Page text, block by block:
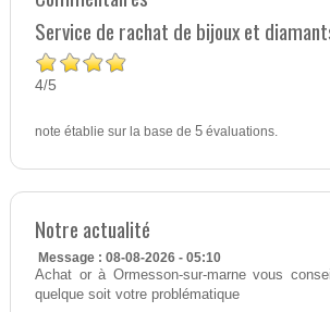
Service de rachat de bijoux et
4/5
note établie sur la base de 5évaluations.
Notre actualité
Message : 08-08-2026 - 05:10
Achat or à Ormesson-sur-marne vous
quelque soit votre problématique